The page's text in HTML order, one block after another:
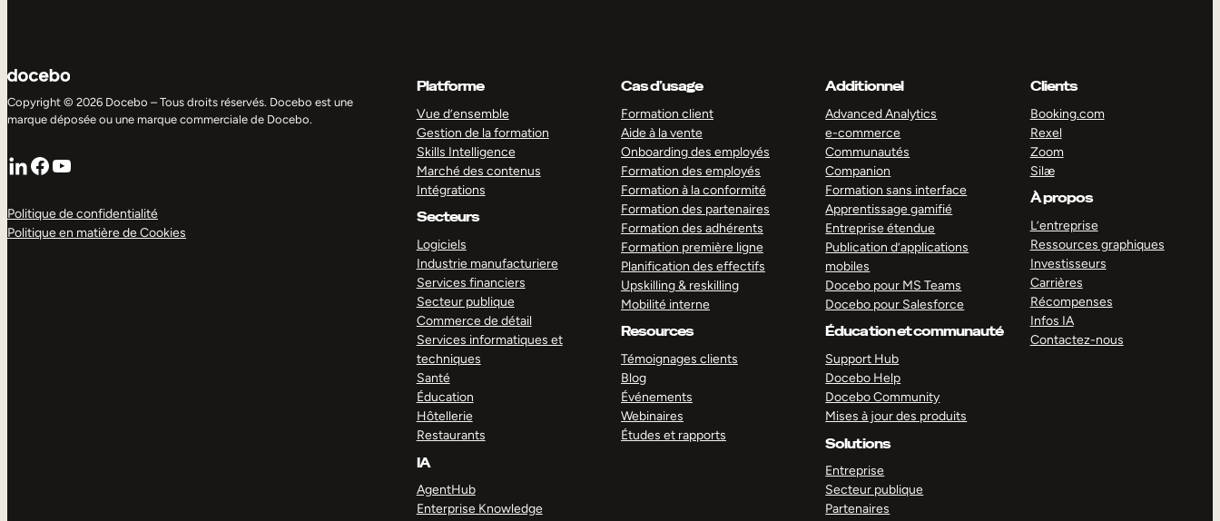
Copyright © 2026 Docebo – Tous droits réservés. Docebo est une
marque déposée ou une marque commerciale de Docebo.
LinkedIn
Facebook
YouTube
Politique de confidentialité
Politique en matière de Cookies
Platforme
Vue d’ensemble
Gestion de la formation
Skills Intelligence
Marché des contenus
Intégrations
Secteurs
Logiciels
Industrie manufacturiere
Services financiers
Secteur publique
Commerce de détail
Services informatiques et
techniques
Santé
Éducation
Hôtellerie
Restaurants
IA
AgentHub
Enterprise Knowledge
Cas d’usage
Formation client
Aide à la vente
Onboarding des employés
Formation des employés
Formation à la conformité
Formation des partenaires
Formation des adhérents
Formation première ligne
Planification des effectifs
Upskilling & reskilling
Mobilité interne
Resources
Témoignages clients
Blog
Événements
Webinaires
Études et rapports
Additionnel
Advanced Analytics
e-commerce
Communautés
Companion
Formation sans interface
Apprentissage gamifié
Entreprise étendue
Publication d’applications
mobiles
Docebo pour MS Teams
Docebo pour Salesforce
Éducation et communauté
Support Hub
Docebo Help
Docebo Community
Mises à jour des produits
Solutions
Entreprise
Secteur publique
Partenaires
Clients
Booking.com
Rexel
Zoom
Silæ
À propos
L’entreprise
Ressources graphiques
Investisseurs
Carrières
Récompenses
Infos IA
Contactez-nous